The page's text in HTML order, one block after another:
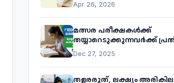
Apr 26, 2026
മത്സര പരീക്ഷകൾക്ക്
തയ്യാറെടുക്കുന്നവർക്ക്
പദ്ധതിയെക്കുറിച്ച് അറിയാം
Dec 27, 2025
തളരരുത്, ലക്ഷ്യം